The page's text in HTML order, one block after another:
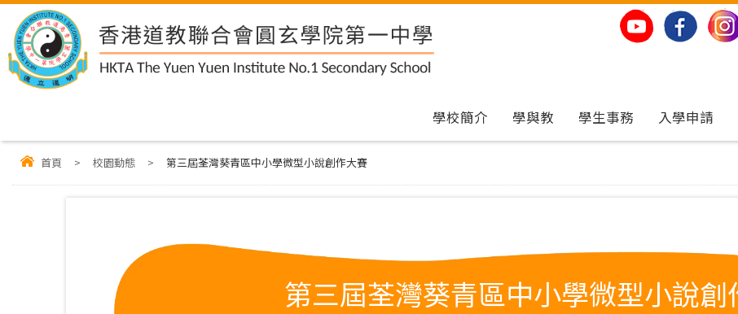
學校簡介 學與教 學生事務 入學申請
首頁 > 校園動態 > 第三屆荃灣葵青區中小學微型小說創作大賽
第三屆荃灣葵青區中小學微型小說創